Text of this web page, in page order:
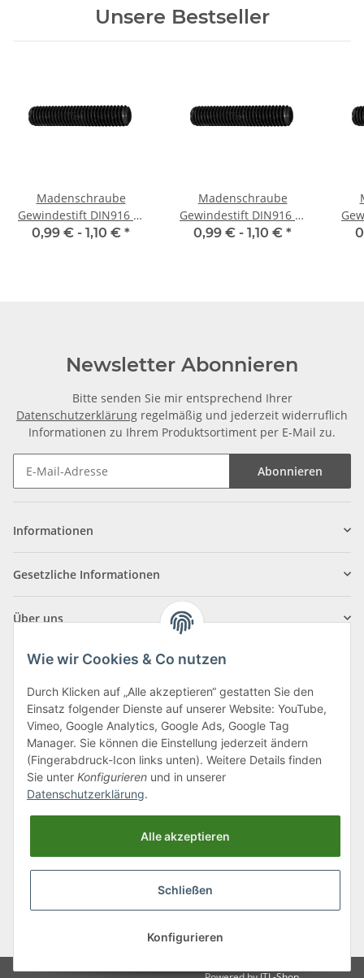
Unsere Bestseller
Madenschraube
Gewindestift DIN916 M
6x 6 Ringschneide 10x
0,99 € - 1,10 € *
Madenschraube
Gewindestift DIN916 M
3x 4 Ringschneide 10x
0,99 € - 1,10 € *
Newsletter Abonnieren
Bitte senden Sie mir entsprechend Ihrer
Datenschutzerklärung regelmäßig und jederzeit widerruflich
Informationen zu Ihrem Produktsortiment per E-Mail zu.
Abonnieren
Informationen
Gesetzliche Informationen
Über uns
Klagenfurter Straße 29
9556 Liebenfels
Montag bis Donnerstag: 8:00 bis 16:30 Uhr
Freitag: 8:00 bis 12:00 Uhr
Tel.:0043 (0) 4262 50900
office@cncshop.at
* Alle Preise inkl. gesetzlicher USt., zzgl.Versand, zzgl.
Wie wir Cookies & Co nutzen
Durch Klicken auf „Alle akzeptieren“ gestatten Sie den
Einsatz folgender Dienste auf unserer Website: YouTube,
Vimeo, Google Analytics, Google Ads, Google Tag
Manager. Sie können die Einstellung jederzeit ändern
(Fingerabdruck-Icon links unten). Weitere Details finden
Sie unter Konfigurieren und in unserer
Datenschutzerklärung.
Alle akzeptieren
Schließen
Konfigurieren